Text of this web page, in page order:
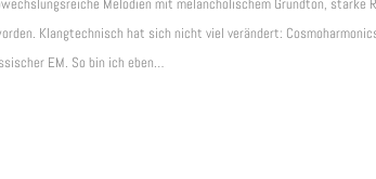
Melodien mit melancholischem Grundton, starke
Klangtechnisch hat sich nicht viel verändert:
EM. So bin ich eben…